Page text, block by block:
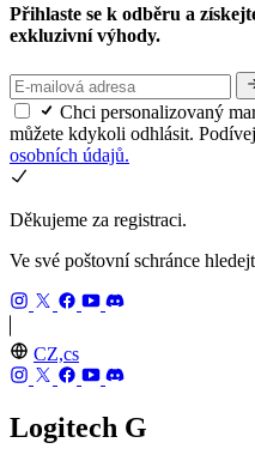
Přihlaste se k odběru a
exkluzivní výhody.
Chci personalizovaný
můžete kdykoli odhlásit.
osobních údajů.
Děkujeme za registraci.
Ve své poštovní schránce
CZ,cs
Logitech G